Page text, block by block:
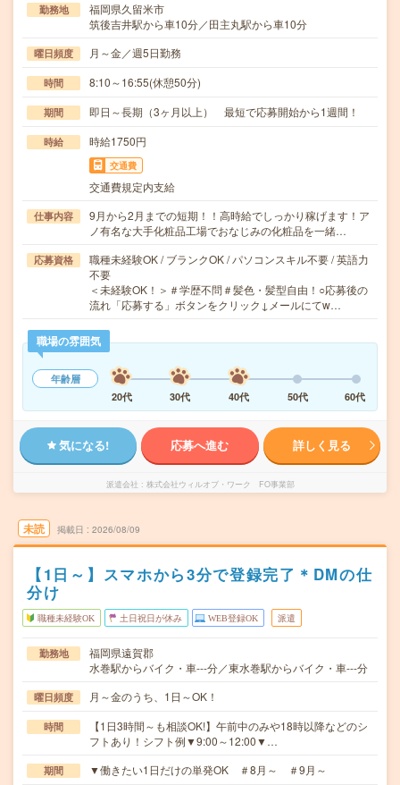
勤務地
福岡県久留米市
筑後吉井駅から車10分／田主丸駅から車10分
曜日頻度 月～金／週5日勤務
時間 8:10～16:55(休憩50分)
期間 即日～長期（3ヶ月以上） 最短で応募開始から1週間！
時給 時給1750円
交通費
交通費規定内支給
仕事内容
9月から2月までの短期！！高時給でしっかり稼げます！ア
ノ有名な大手化粧品工場でおなじみの化粧品を一緒…
応募資格
職種未経験OK / ブランクOK / パソコンスキル不要 / 英語力
不要
＜未経験OK！＞＃学歴不問＃髪色・髪型自由！○応募後の
流れ「応募する」ボタンをクリック↓メールにてw…
職場の雰囲気
年齢層
20代
30代 40代 50代 60代
気になる! 応募へ進む 詳しく見る
派遣会社 株式会社ウィルオブ・ワーク FO事業部
未読 掲載日 2026/08/09
【1日～】スマホから3分で登録完了＊DMの仕
分け
職種未経験OK 土日祝日が休み WEB登録OK 派遣
勤務地
福岡県遠賀郡
水巻駅からバイク・車---分／東水巻駅からバイク・車---分
曜日頻度 月～金のうち、1日～OK！
時間
【1日3時間～も相談OK!】午前中のみや18時以降などのシ
フトあり！シフト例▼9:00～12:00▼…
期間 ▼働きたい1日だけの単発OK ＃8月～ ＃9月～